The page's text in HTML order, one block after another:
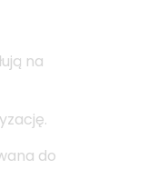
na
do